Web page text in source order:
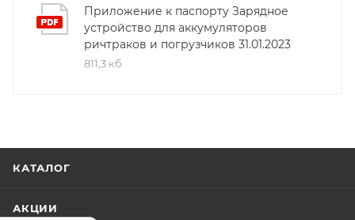
сборка и материалы гарантируют длительный срок
службы оборудования. Этот погрузчик - ваш
надежный помощник для эффективной и
безопасной транспортировки грузов.</p>
Приложение к паспорту Зарядное
устройство для аккумуляторов
ричтраков и погрузчиков 31.01.2023
811,3 кб
КАТАЛОГ
АКЦИИ